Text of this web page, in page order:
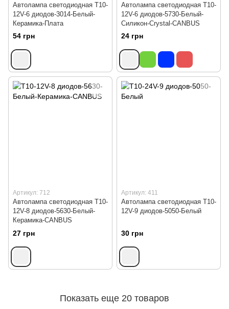
Автолампа светодиодная Т10-
12V-6 диодов-3014-Белый-
Керамика-Плата
54 грн
Автолампа светодиодная Т10-
12V-6 диодов-5730-Белый-
Силикон-Crystal-CANBUS
24 грн
Артикул: 712
Автолампа светодиодная T10-
12V-8 диодов-5630-Белый-
Керамика-CANBUS
27 грн
Артикул: 411
Автолампа светодиодная Т10-
12V-9 диодов-5050-Белый
30 грн
Показать еще 20 товаров